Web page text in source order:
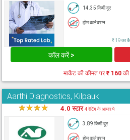
14.35 किमी दूर
होम कलेक्शन
₹ 19 का
कॉल करें >
मार्केट की कीमत पर₹ 160की
Aarthi Diagnostics, Kilpauk
★★★★ 4.0 स्टार4 रेटिंग के आधार पे
3.89 किमी दूर
होम कलेक्शन